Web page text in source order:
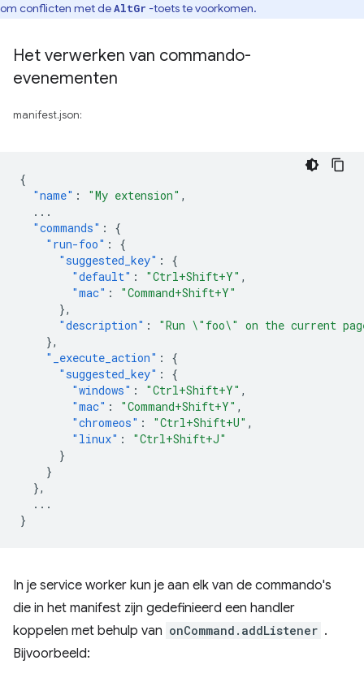
om conflicten met deAltGr -toets te voorkomen.
Het verwerken van commando-
evenementen
manifest.json:
{
"name" : "My extension" ,
...
"commands" :
{
"run-foo" :
{
"suggested_key" :
{
"default" : "Ctrl+Shift+Y" ,
"mac" :
"Command+Shift+Y"
},
"description" :
"Run \"foo\" on the current
},
"_execute_action" :
{
"suggested_key" :
{
"windows" : "Ctrl+Shift+Y" ,
"mac" : "Command+Shift+Y" ,
"chromeos" : "Ctrl+Shift+U" ,
"linux" :
"Ctrl+Shift+J"
}
}
},
...
}
In je service worker kun je aan elk van de commando's
die in het manifest zijn gedefinieerd een handler
koppelen met behulp van onCommand.addListener .
Bijvoorbeeld: